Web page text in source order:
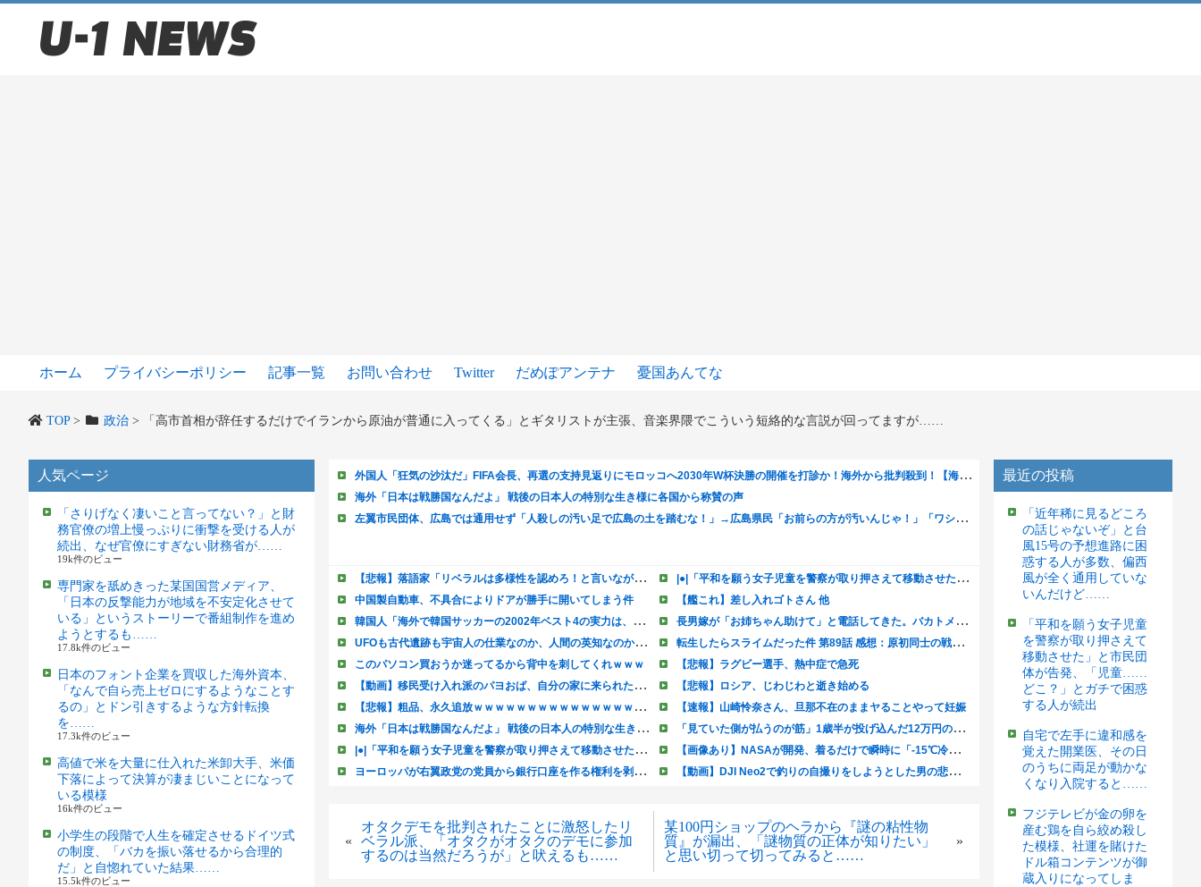
ホーム プライバシーポリシー 記事一覧 お問い合わせ Twitter だめぽアンテナ 憂国あんてな
TOP> 政治> 「高市首相が辞任するだけでイランから原油が普通に入ってくる」とギタリストが主張、音楽界隈でこういう短絡的な言説が回ってますが……
人気ページ
「さりげなく凄いこと言ってない？」と財
務官僚の増上慢っぷりに衝撃を受ける人が
続出、なぜ官僚にすぎない財務省が……
19k件のビュー
専門家を舐めきった某国国営メディア、
「日本の反撃能力が地域を不安定化させて
いる」というストーリーで番組制作を進め
ようとするも……
17.8k件のビュー
日本のフォント企業を買収した海外資本、
「なんで自ら売上ゼロにするようなことす
るの」とドン引きするような方針転換
を……
17.3k件のビュー
高値で米を大量に仕入れた米卸大手、米価
下落によって決算が凄まじいことになって
いる模様
16k件のビュー
小学生の段階で人生を確定させるドイツ式
の制度、「バカを振い落せるから合理的
だ」と自惚れていた結果……
15.5k件のビュー
«
オタクデモを批判されたことに激怒したリ
ベラル派、「オタクがオタクのデモに参加
するのは当然だろうが」と吠えるも……
某100円ショップのヘラから『謎の粘性物
質』が漏出、「謎物質の正体が知りたい」
と思い切って切ってみると……
»
最近の投稿
「近年稀に見るどころ
の話じゃないぞ」と台
風15号の予想進路に困
惑する人が多数、偏西
風が全く通用していな
いんだけど……
「平和を願う女子児童
を警察が取り押さえて
移動させた」と市民団
体が告発、「児童……
どこ？」とガチで困惑
する人が続出
自宅で左手に違和感を
覚えた開業医、その日
のうちに両足が動かな
くなり入院すると……
フジテレビが金の卵を
産む鶏を自ら絞め殺し
た模様、社運を賭けた
ドル箱コンテンツが御
蔵入りになってしま